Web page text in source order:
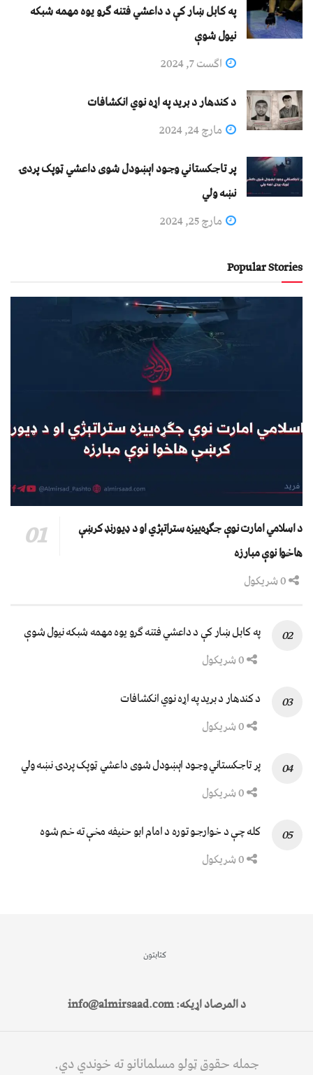
په کابل ښار کې د داعشي فتنه ګرو يوه مهمه شبکه
نيول شوې
اگست 7, 2024
د کندهار د برید په اړه نوي انکشافات
مارچ 24, 2024
پر تاجکستاني وجود اېښودل شوی داعشي ټوپک پردۍ
نښه ولي
مارچ 25, 2024
Popular Stories
د اسلامي امارت نوې جګړه‌ییزه ستراتېژي او د ډیورنډ کرښې
هاخوا نوې مبارزه
په کابل ښار کې د داعشي فتنه ګرو يوه مهمه شبکه نيول شوې
د کندهار د برید په اړه نوي انکشافات
پر تاجکستاني وجود اېښودل شوی داعشي ټوپک پردۍ نښه ولي
کله چې د خوارجو توره د امام ابو حنیفه مخې ته خم شوه
کتابتون
د المرصاد اړیکه: info@almirsaad.com
جمله حقوق ټولو مسلمانانو ته خوندي دي.